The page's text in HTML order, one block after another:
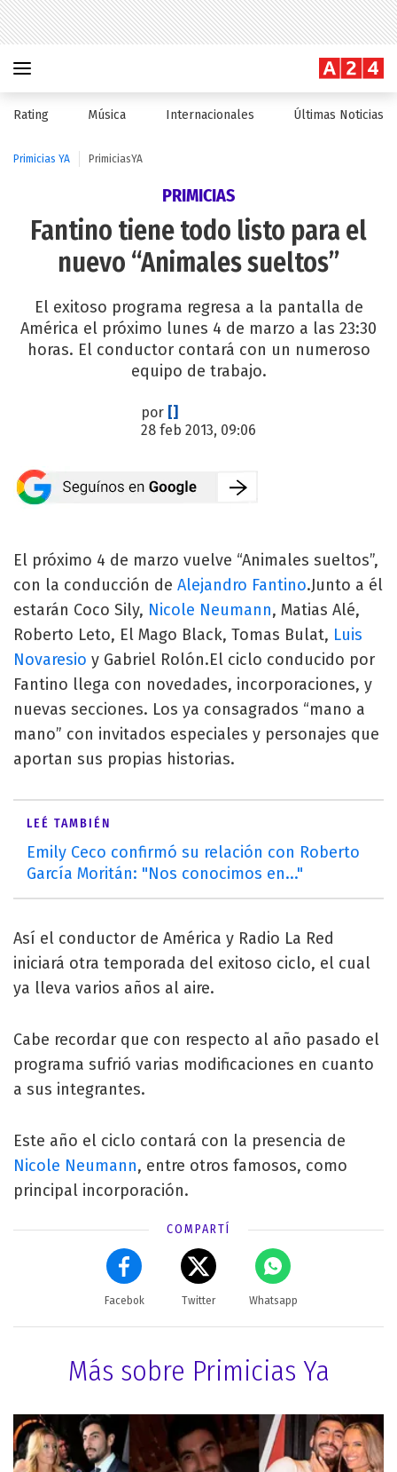
Rating Música Internacionales Últimas Noticias
Primicias YA PrimiciasYA
PRIMICIAS
Fantino tiene todo listo para el
nuevo “Animales sueltos”
El exitoso programa regresa a la pantalla de
América el próximo lunes 4 de marzo a las 23:30
horas. El conductor contará con un numeroso
equipo de trabajo.
por []
28 feb 2013, 09:06
El próximo 4 de marzo vuelve “Animales sueltos”,
con la conducción de Alejandro Fantino.Junto a él
estarán Coco Sily, Nicole Neumann, Matias Alé,
Roberto Leto, El Mago Black, Tomas Bulat, Luis
Novaresio y Gabriel Rolón.El ciclo conducido por
Fantino llega con novedades, incorporaciones, y
nuevas secciones. Los ya consagrados “mano a
mano” con invitados especiales y personajes que
aportan sus propias historias.
LEÉ TAMBIÉN
Emily Ceco confirmó su relación con Roberto
García Moritán: "Nos conocimos en..."
Así el conductor de América y Radio La Red
iniciará otra temporada del exitoso ciclo, el cual
ya lleva varios años al aire.
Cabe recordar que con respecto al año pasado el
programa sufrió varias modificaciones en cuanto
a sus integrantes.
Este año el ciclo contará con la presencia de
Nicole Neumann, entre otros famosos, como
principal incorporación.
COMPARTÍ
Facebok Twitter Whatsapp
Más sobre Primicias Ya